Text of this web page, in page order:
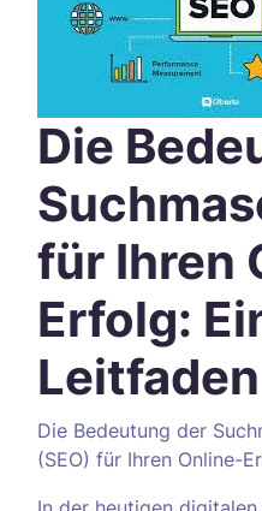
Die
für Ihren
Erfolg:
Leitfaden
Die Bedeutung der
(SEO) für Ihren Online-